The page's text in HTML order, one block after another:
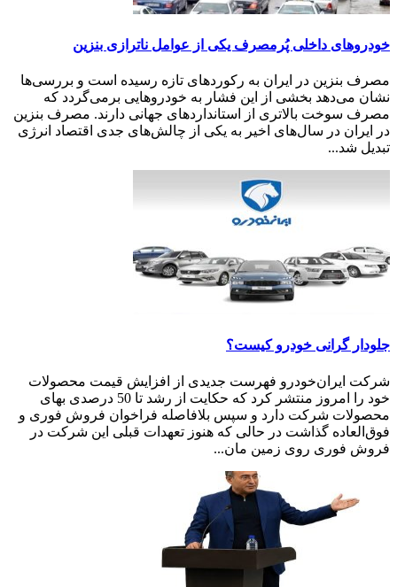
خودروهای داخلی پُرمصرف یکی از عوامل ناترازی بنزین
مصرف بنزین در ایران به رکوردهای تازه رسیده است و بررسی‌ها
نشان می‌دهد بخشی از این فشار به خودروهایی برمی‌گردد که
مصرف سوخت بالاتری از استانداردهای جهانی دارند. مصرف بنزین
در ایران در سال‌های اخیر به یکی از چالش‌های جدی اقتصاد انرژی
تبدیل شد...
جلودار گرانی خودرو کیست؟
شرکت ایران‌خودرو فهرست جدیدی از افزایش قیمت محصولات
خود را امروز منتشر کرد که حکایت از رشد تا 50 درصدی بهای
محصولات شرکت دارد و سپس بلافاصله فراخوان فروش فوری و
فوق‌العاده گذاشت در حالی که هنوز تعهدات قبلی این شرکت در
فروش فوری روی زمین مان...